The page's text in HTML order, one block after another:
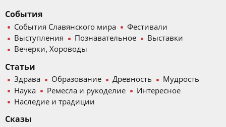
События
События Славянского мира
Фестивали
Выступления
Познавательное
Выставки
Вечерки, Хороводы
Статьи
Здрава Образование Древность
Мудрость
Наука
Ремесла и рукоделие
Интересное
Наследие и традиции
Сказы